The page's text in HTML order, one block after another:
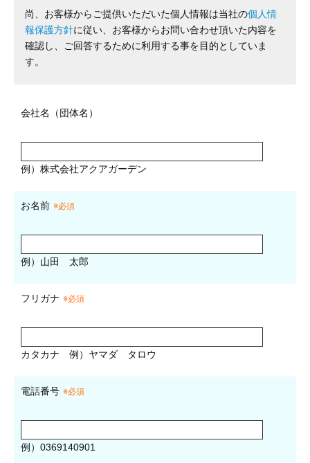
尚、お客様からご提供いただいた個人情報は当社の個人情
報保護方針に従い、お客様からお問い合わせ頂いた内容を
確認し、ご回答するために利用する事を目的としていま
す。
会社名（団体名）
例）株式会社アクアガーデン
お名前 ※必須
例）山田 太郎
フリガナ ※必須
カタカナ 例）ヤマダ タロウ
電話番号 ※必須
例）0369140901